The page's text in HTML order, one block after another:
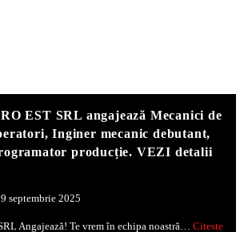
Whatsapp
EST SRL angajează Mecanici de
Inginer mecanic debutant,
producție. VEZI detalii
septembrie 2025
Angajează! Te vrem în echipa noastră… Citeste